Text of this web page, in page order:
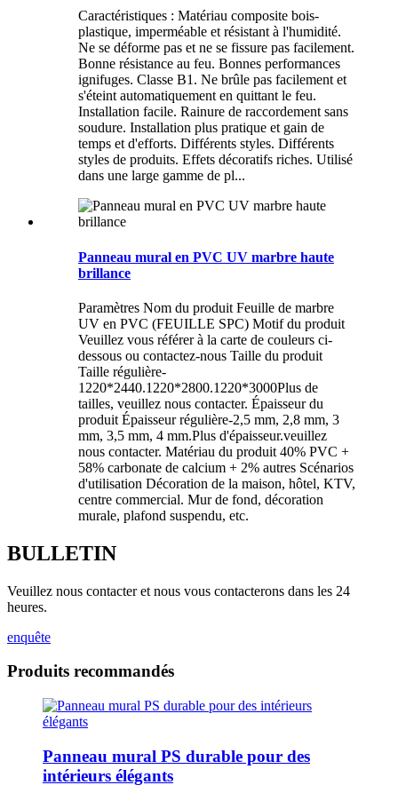
Caractéristiques : Matériau composite bois-
plastique, imperméable et résistant à l'humidité.
Ne se déforme pas et ne se fissure pas facilement.
Bonne résistance au feu. Bonnes performances
ignifuges. Classe B1. Ne brûle pas facilement et
s'éteint automatiquement en quittant le feu.
Installation facile. Rainure de raccordement sans
soudure. Installation plus pratique et gain de
temps et d'efforts. Différents styles. Différents
styles de produits. Effets décoratifs riches. Utilisé
dans une large gamme de pl...
Panneau mural en PVC UV marbre haute
brillance
Paramètres Nom du produit Feuille de marbre
UV en PVC (FEUILLE SPC) Motif du produit
Veuillez vous référer à la carte de couleurs ci-
dessous ou contactez-nous Taille du produit
Taille régulière-
1220*2440.1220*2800.1220*3000Plus de
tailles, veuillez nous contacter. Épaisseur du
produit Épaisseur régulière-2,5 mm, 2,8 mm, 3
mm, 3,5 mm, 4 mm.Plus d'épaisseur.veuillez
nous contacter. Matériau du produit 40% PVC +
58% carbonate de calcium + 2% autres Scénarios
d'utilisation Décoration de la maison, hôtel, KTV,
centre commercial. Mur de fond, décoration
murale, plafond suspendu, etc.
BULLETIN
Veuillez nous contacter et nous vous contacterons dans les 24
heures.
enquête
Produits recommandés
Panneau mural PS durable pour des
intérieurs élégants